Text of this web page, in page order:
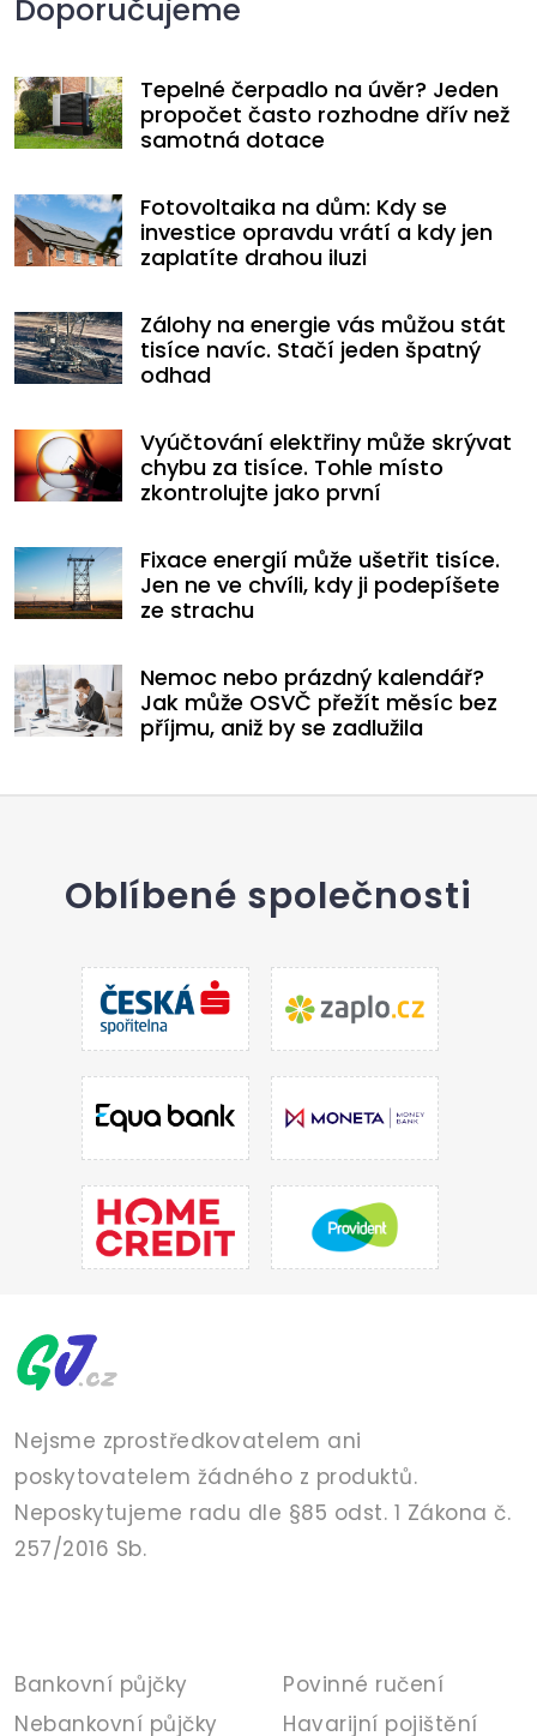
Doporučujeme
Tepelné čerpadlo na úvěr? Jeden
propočet často rozhodne dřív než
samotná dotace
Fotovoltaika na dům: Kdy se
investice opravdu vrátí a kdy jen
zaplatíte drahou iluzi
Zálohy na energie vás můžou stát
tisíce navíc. Stačí jeden špatný
odhad
Vyúčtování elektřiny může skrývat
chybu za tisíce. Tohle místo
zkontrolujte jako první
Fixace energií může ušetřit tisíce.
Jen ne ve chvíli, kdy ji podepíšete
ze strachu
Nemoc nebo prázdný kalendář?
Jak může OSVČ přežít měsíc bez
příjmu, aniž by se zadlužila
Oblíbené společnosti
Nejsme zprostředkovatelem ani
poskytovatelem žádného z produktů.
Neposkytujeme radu dle §85 odst. 1 Zákona č.
257/2016 Sb.
Bankovní půjčky
Nebankovní půjčky
Povinné ručení
Havarijní pojištění